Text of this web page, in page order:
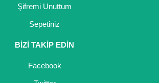
Şifremi Unuttum
Sepetiniz
BİZİ TAKİP EDİN
Facebook